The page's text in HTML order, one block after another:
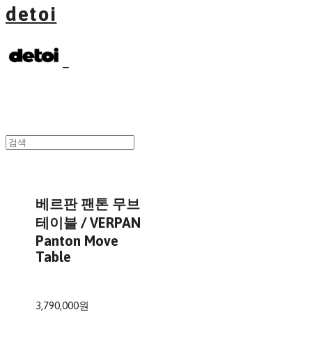
detoi
베르판 팬톤 무브
테이블 / VERPAN
Panton Move
Table
3,790,000원